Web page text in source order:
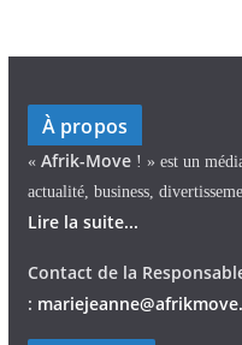
À propos
« Afrik-Move ! » est un
actualité, business,
Lire la suite...
Contact de la
: mariejeanne